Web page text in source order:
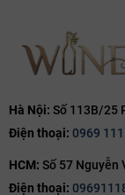
Hà Nội: Số 113B/25
Điện thoại: 0969
HCM: Số 57 Nguyễn
Điện thoại: